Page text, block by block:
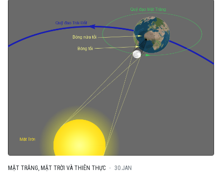
MẶT TRĂNG, MẶT TRỜI VÀ THIÊN THỰC 30.JAN